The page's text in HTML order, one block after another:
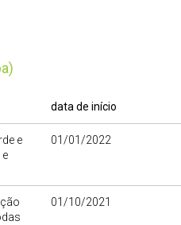
data de início
e
01/01/2022
01/10/2021